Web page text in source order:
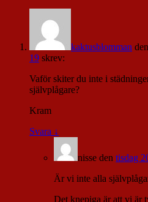
kaktusblomman den
19 skrev:
Vaför skiter du inte i
självplågare?
Kram
Svara ↓
nisse den tisdag
Är vi inte alla
Det knepiga är att vi är